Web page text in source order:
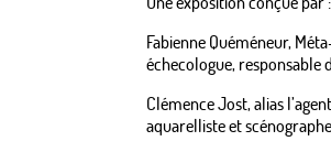
Fabienne Quéméneur,
échecologue, responsable
Clémence Jost, alias
aquarelliste et